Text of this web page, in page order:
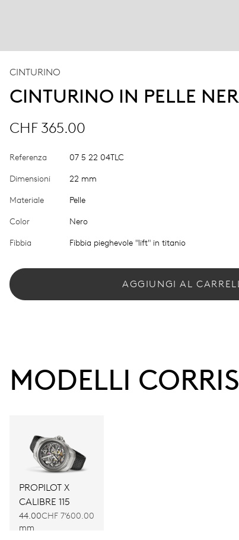
CINTURINO
CINTURINO IN PELLE
CHF 365.00
Referenza 07 5 22 04TLC
Dimensioni 22 mm
Materiale Pelle
Color Nero
Fibbia Fibbia pieghevole "lift" in titanio
AGGIUNGI AL
MODELLI
PROPILOT X
CALIBRE 115
44.00
mm
CHF 7’600.00